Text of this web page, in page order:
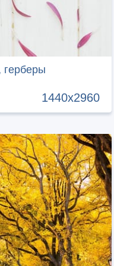
герберы
1440x2960